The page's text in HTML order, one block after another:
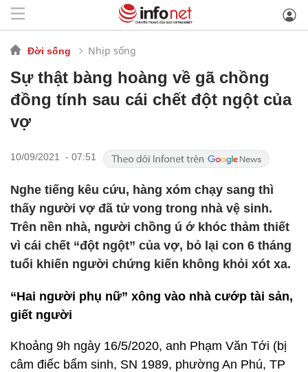
Đời sống Nhịp sống
Sự thật bàng hoàng về gã chồng
đồng tính sau cái chết đột ngột của
vợ
10/09/2021 - 07:51
Nghe tiếng kêu cứu, hàng xóm chạy sang thì
thấy người vợ đã tử vong trong nhà vệ sinh.
Trên nền nhà, người chồng ú ớ khóc thảm thiết
vì cái chết “đột ngột” của vợ, bỏ lại con 6 tháng
tuổi khiến người chứng kiến không khỏi xót xa.
“Hai người phụ nữ” xông vào nhà cướp tài sản,
giết người
Khoảng 9h ngày 16/5/2020, anh Phạm Văn Tới (bị
câm điếc bẩm sinh, SN 1989, phường An Phú, TP